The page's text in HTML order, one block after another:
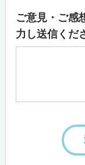
ご意見・ご感
力し送信くだ